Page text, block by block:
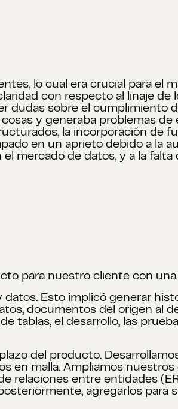
lo cual era crucial para el
con respecto al linaje de
dudas sobre el cumplimiento
y generaba problemas de
la incorporación de
en un aprieto debido a la
mercado de datos, y a la falta
para nuestro cliente con
Esto implicó generar
documentos del origen al
tablas, el desarrollo, las
del producto.
en malla. Ampliamos nuestros
relaciones entre entidades
agregarlos para